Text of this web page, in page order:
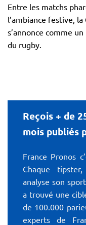
Entre les matchs
l’ambiance festive, la
s’annonce comme
du rugby.
Reçois + de
mois publiés
France Pronos
Chaque
analyse son
a trouvé une
de 100.000
experts de